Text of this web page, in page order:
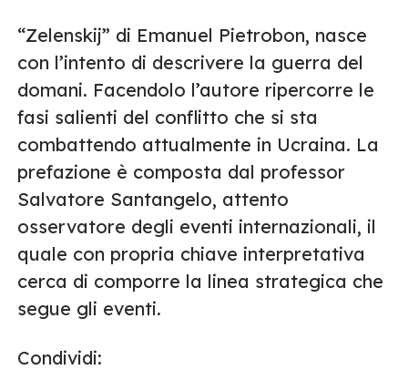
“Zelenskij” di Emanuel Pietrobon, nasce
con l’intento di descrivere la guerra del
domani. Facendolo l’autore ripercorre le
fasi salienti del conflitto che si sta
combattendo attualmente in Ucraina. La
prefazione è composta dal professor
Salvatore Santangelo, attento
osservatore degli eventi internazionali, il
quale con propria chiave interpretativa
cerca di comporre la linea strategica che
segue gli eventi.
Condividi: